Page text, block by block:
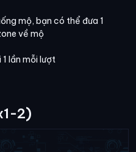
mộ, bạn có thể đưa 1
về mộ
lần mỗi lượt
2)